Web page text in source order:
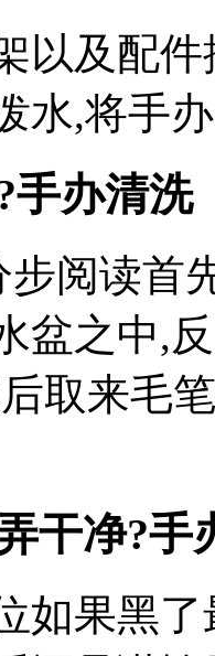
以及配
水,将手
手办清洗
步阅读首
盆之中,
取来毛
干净?手
如果黑